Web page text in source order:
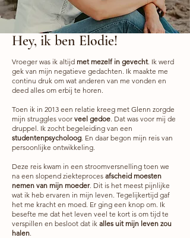
Hey, ik ben Elodie!
Vroeger was ik altijd met mezelf in gevecht. Ik werd
gek van mijn negatieve gedachten. Ik maakte me
continu druk om wat anderen van me vonden en
deed alles om erbij te horen.
Toen ik in 2013 een relatie kreeg met Glenn zorgde
mijn struggles voor veel gedoe. Dat was voor mij de
druppel. Ik zocht begeleiding van een
studentenpsycholoog. En daar begon mijn reis van
persoonlijke ontwikkeling.
Deze reis kwam in een stroomversnelling toen we
na een slopend ziekteproces afscheid moesten
nemen van mijn moeder. Dit is het meest pijnlijke
wat ik heb ervaren in mijn leven. Tegelijkertijd gaf
het me kracht en moed. Er ging een knop om. Ik
besefte me dat het leven veel te kort is om tijd te
verspillen en besloot dat ik alles uit mijn leven zou
halen.